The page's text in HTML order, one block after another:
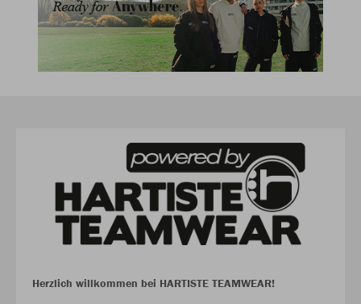
Herzlich willkommen bei HARTISTE TEAMWEAR!